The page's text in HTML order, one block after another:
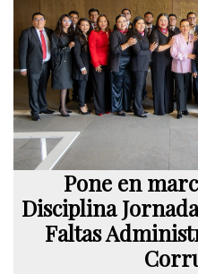
Pone en
Disciplina
Faltas